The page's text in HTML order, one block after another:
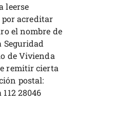
leerse
por acreditar
el nombre de
Seguridad
de Vivienda
remitir cierta
postal:
28046